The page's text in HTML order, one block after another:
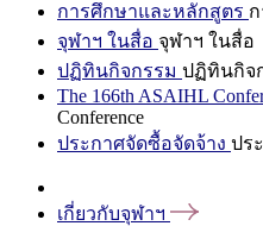
การศึกษาและหลักสูตร
จุฬาฯ ในสื่อ จุฬาฯ ในสื่อ
ปฏิทินกิจกรรม ปฏิทินกิจ
The 166th ASAIHL
Conference
ประกาศจัดซื้อจัดจ้าง ปร
เกี่ยวกับจุฬาฯ